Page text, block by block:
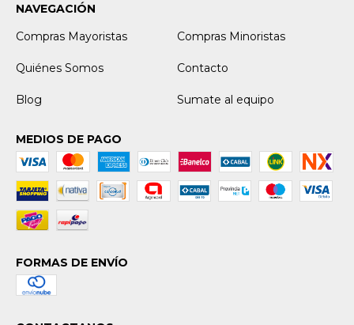
NAVEGACIÓN
Compras Mayoristas
Compras Minoristas
Quiénes Somos Contacto
Blog Sumate al equipo
MEDIOS DE PAGO
FORMAS DE ENVÍO